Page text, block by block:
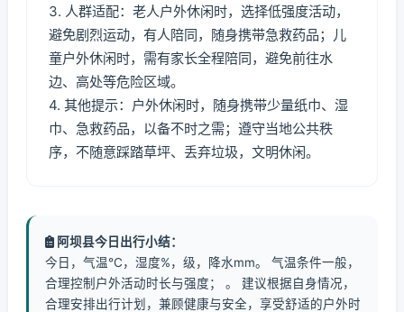
3. 人群适配：老人户外休闲时，选择低强度活动，
避免剧烈运动，有人陪同，随身携带急救药品；儿
童户外休闲时，需有家长全程陪同，避免前往水
边、高处等危险区域。
4. 其他提示：户外休闲时，随身携带少量纸巾、湿
巾、急救药品，以备不时之需；遵守当地公共秩
序，不随意踩踏草坪、丢弃垃圾，文明休闲。
阿坝县今日出行小结：
今日，气温℃，湿度%，级，降水mm。 气温条件一般，
合理控制户外活动时长与强度； 。 建议根据自身情况，
合理安排出行计划，兼顾健康与安全，享受舒适的户外时